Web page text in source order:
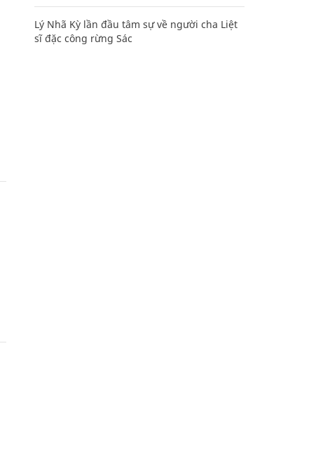
Lý Nhã Kỳ lần đầu tâm sự về người cha Liệt
sĩ đặc công rừng Sác